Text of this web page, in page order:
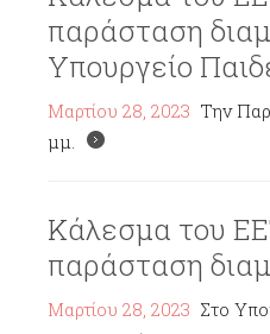
παράσταση
Υπουργείο
Μαρτίου 28, 2023 Την
μμ.
Κάλεσμα του
παράσταση
Μαρτίου 28, 2023 Στο